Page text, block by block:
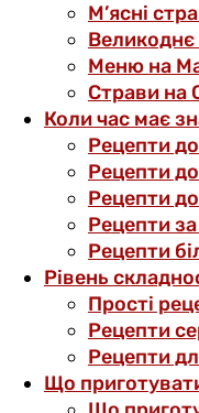
М’ясні
Меню на
Страви на
Коли час має
Рецепти
Рецепти
Рецепти
Рецепти
Рецепти
Рівень
Прості
Рецепти
Рецепти
Що